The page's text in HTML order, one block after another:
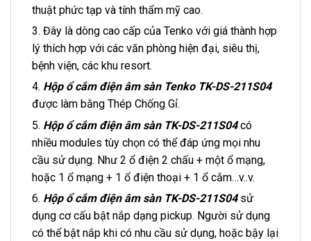
thuật phức tạp và tính thẩm mỹ cao.
3. Đây là dòng cao cấp của Tenko với giá thành hợp
lý thích hợp với các văn phòng hiện đại, siêu thị,
bệnh viện, các khu resort.
4. Hộp ổ cắm điện âm sàn Tenko TK-DS-211S04
được làm bằng Thép Chống Gỉ.
5. Hộp ổ cắm điện âm sàn TK-DS-211S04có
nhiều modules tùy chọn có thể đáp ứng mọi nhu
cầu sử dụng. Như 2 ổ điện 2 chấu + một ổ mạng,
hoặc 1 ổ mạng + 1 ổ điện thoại + 1 ổ cắm…v..v.
6. Hộp ổ cắm điện âm sàn TK-DS-211S04sử
dụng cơ cấu bật nắp dạng pickup. Người sử dụng
có thể bật nắp khi có nhu cầu sử dụng, hoặc bậy lại